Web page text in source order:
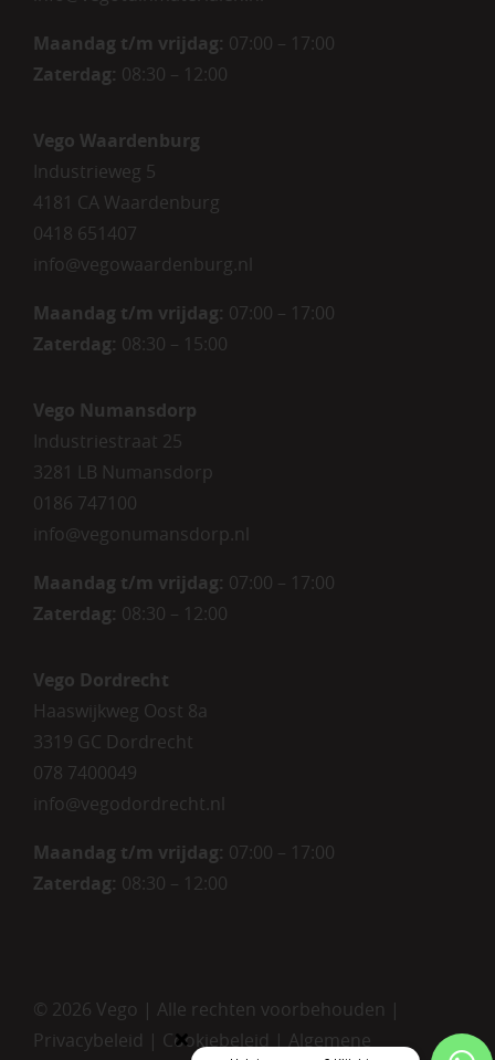
Maandag t/m vrijdag: 07:00 – 17:00
Zaterdag: 08:30 – 12:00
Vego Waardenburg
Industrieweg 5
4181 CA Waardenburg
0418 651407
info@vegowaardenburg.nl
Maandag t/m vrijdag: 07:00 – 17:00
Zaterdag: 08:30 – 15:00
Vego Numansdorp
Industriestraat 25
3281 LB Numansdorp
0186 747100
info@vegonumansdorp.nl
Maandag t/m vrijdag: 07:00 – 17:00
Zaterdag: 08:30 – 12:00
Vego Dordrecht
Haaswijkweg Oost 8a
3319 GC Dordrecht
078 7400049
info@vegodordrecht.nl
Maandag t/m vrijdag: 07:00 – 17:00
Zaterdag: 08:30 – 12:00
© 2026 Vego | Alle rechten voorbehouden |
Privacybeleid | Cookiebeleid | Algemene